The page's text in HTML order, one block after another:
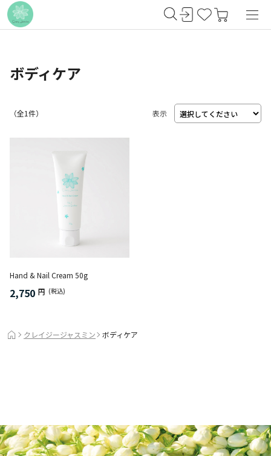
ボディケア
表示
（ 1件）
Hand & Nail Cream 50g
2,750 円 (税込)
クレイジージャスミン ボディケア